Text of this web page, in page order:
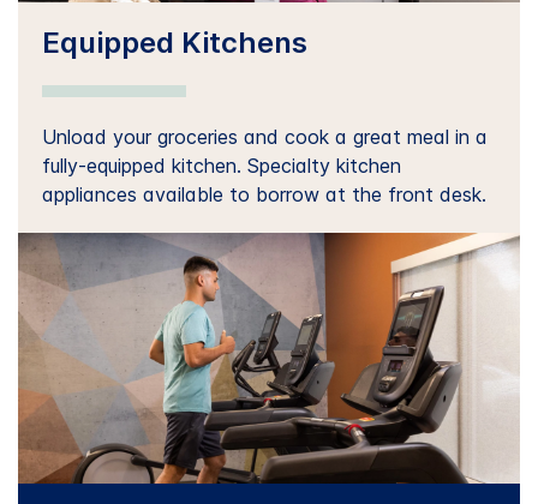
Equipped Kitchens
Unload your groceries and cook a great meal in a
fully-equipped kitchen. Specialty kitchen
appliances available to borrow at the front desk.